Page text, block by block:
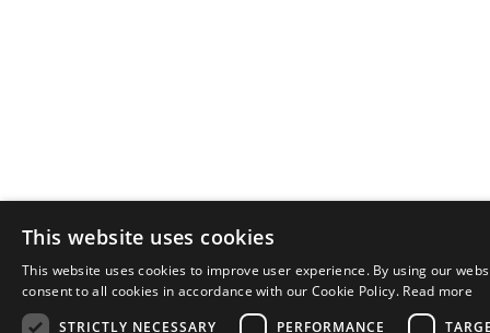
This website uses cookies
This website uses cookies to improve user experience. By using our
consent to all cookies in accordance with our Cookie Policy. Read more
STRICTLY NECESSARY
PERFORMANCE